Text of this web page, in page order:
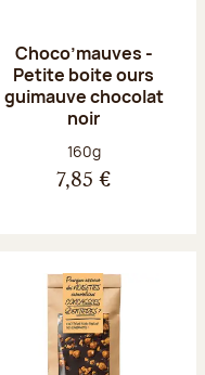
Choco’mauves -
Petite boite ours
guimauve chocolat
noir
Poids net :
160g
7,85 €